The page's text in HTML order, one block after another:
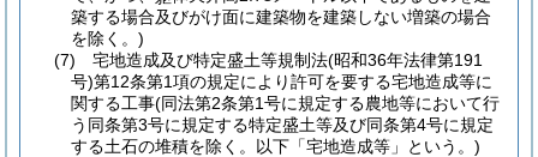
築する場合及びがけ面に建築物を建築しない増築の場合
を除く。)
(7)
宅地造成及び特定盛土等規制法(昭和36年法律第191
号)第12条第1項の規定により許可を要する宅地造成等に
関する工事(同法第2条第1号に規定する農地等において行
う同条第3号に規定する特定盛土等及び同条第4号に規定
する土石の堆積を除く。以下「宅地造成等」という。)